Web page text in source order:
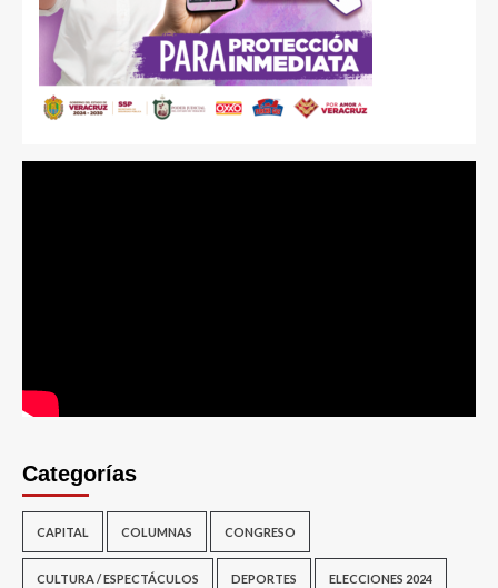
Categorías
CAPITAL COLUMNAS CONGRESO
CULTURA / ESPECTÁCULOS DEPORTES ELECCIONES 2024